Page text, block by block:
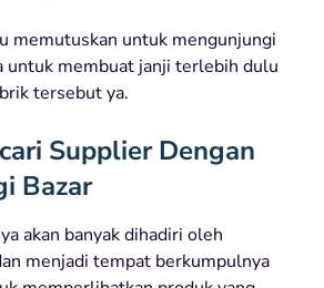
memutuskan untuk mengunjungi
untuk membuat janji terlebih dulu
tersebut ya.
Supplier Dengan
Bazar
akan banyak dihadiri oleh
menjadi tempat berkumpulnya